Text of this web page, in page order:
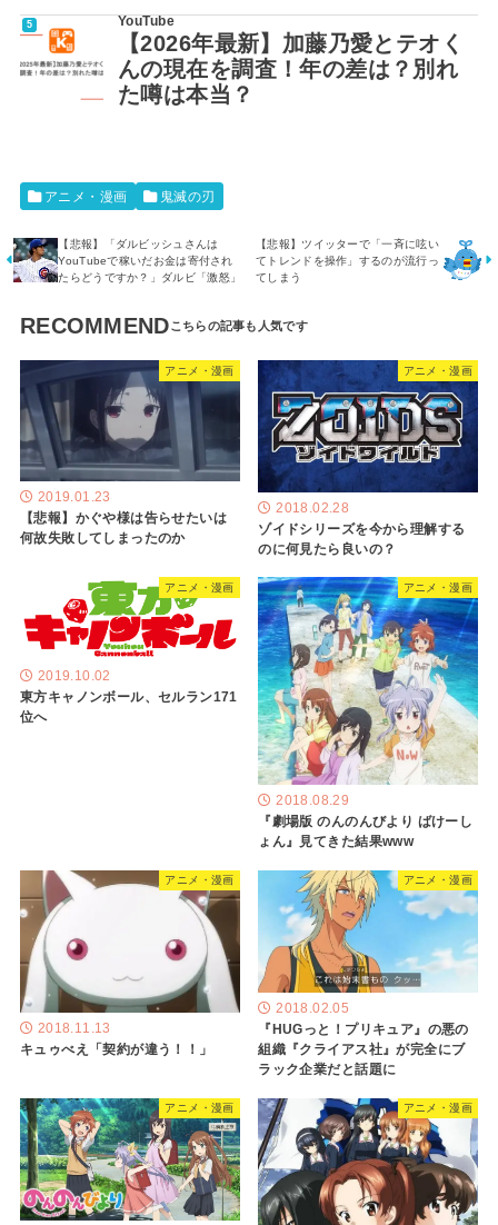
YouTube
【2026年最新】加藤乃愛とテオく
んの現在を調査！年の差は？別れ
た噂は本当？
アニメ・漫画 鬼滅の刃
【悲報】「ダルビッシュさんは
YouTubeで稼いだお金は寄付され
たらどうですか？」ダルビ「激怒」
【悲報】ツイッターで「一斉に呟い
てトレンドを操作」するのが流行っ
てしまう
RECOMMEND
アニメ・漫画
2019.01.23
【悲報】かぐや様は告らせたいは
何故失敗してしまったのか
アニメ・漫画
2018.02.28
ゾイドシリーズを今から理解する
のに何見たら良いの？
アニメ・漫画
2019.10.02
東方キャノンボール、セルラン171
位へ
アニメ・漫画
2018.08.29
『劇場版 のんのんびより ばけーし
ょん』見てきた結果www
アニメ・漫画
2018.11.13
キュゥべえ「契約が違う！！」
アニメ・漫画
2018.02.05
『HUGっと！プリキュア』の悪の
組織『クライアス社』が完全にブ
ラック企業だと話題に
アニメ・漫画 アニメ・漫画